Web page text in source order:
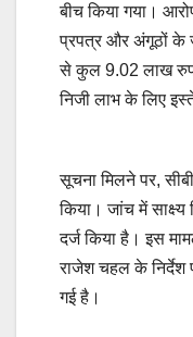
बीच किया गया।
प्रपत्र और अंगूठों के
से कुल 9.02 लाख
निजी लाभ के लिए
सूचना मिलने पर,
किया। जांच में
दर्ज किया है। इस
राजेश चहल के निर्देश
गई है।